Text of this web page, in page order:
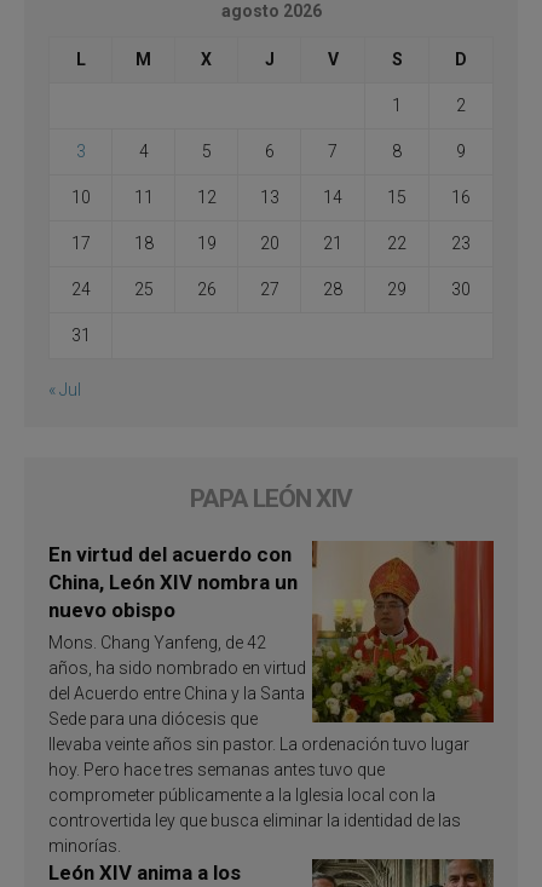
agosto 2026
L M X J V S D
1 2
3 4 5 6 7 8 9
10 11 12 13 14 15 16
17 18 19 20 21 22 23
24 25 26 27 28 29 30
31
« Jul
PAPA LEÓN XIV
En virtud del acuerdo con
China, León XIV nombra un
nuevo obispo
Mons. Chang Yanfeng, de 42
años, ha sido nombrado en virtud
del Acuerdo entre China y la Santa
Sede para una diócesis que
llevaba veinte años sin pastor. La ordenación tuvo lugar
hoy. Pero hace tres semanas antes tuvo que
comprometer públicamente a la Iglesia local con la
controvertida ley que busca eliminar la identidad de las
minorías.
León XIV anima a los